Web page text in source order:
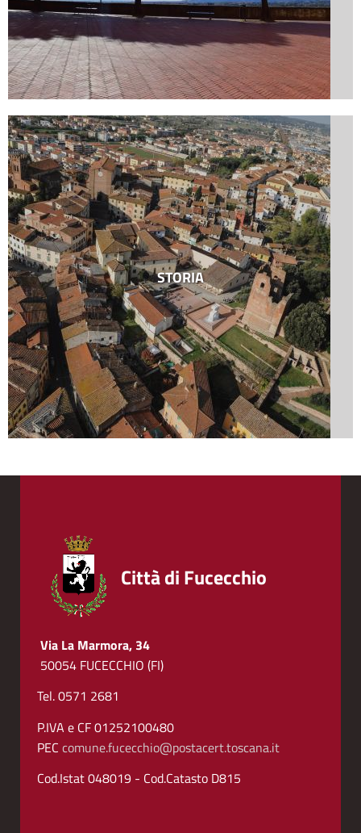
STORIA
Città di Fucecchio
Via La Marmora, 34
50054 FUCECCHIO (FI)
Tel. 0571 2681
P.IVA e CF 01252100480
PEC comune.fucecchio@postacert.toscana.it
Cod.Istat 048019 - Cod.Catasto D815